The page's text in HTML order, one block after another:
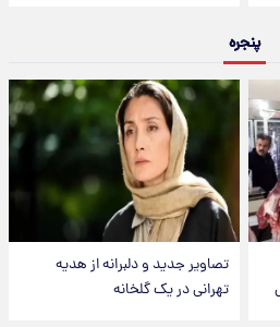
پنجره
تصاویر جدید و دلبرانه از هدیه
تهرانی در یک گلخانه